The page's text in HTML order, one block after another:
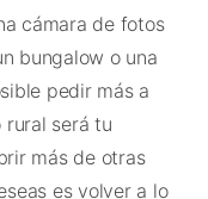
cámara de fotos
bungalow o una
pedir más a
rural será tu
más de otras
es volver a lo